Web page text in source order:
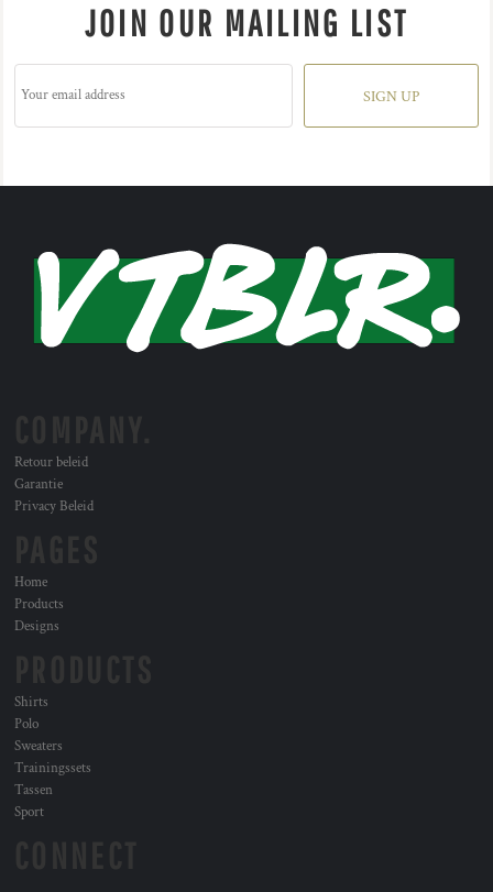
JOIN OUR MAILING LIST
SIGN UP
Retour beleid
Garantie
Privacy Beleid
Home
Products
Designs
Shirts
Polo
Sweaters
Trainingssets
Tassen
Sport